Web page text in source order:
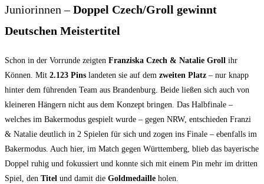
Juniorinnen –Doppel Czech/Groll gewinnt
Deutschen Meistertitel
Schon in der Vorrunde zeigten Franziska Czech & Natalie Groll ihr
Können. Mit 2.123 Pins landeten sie auf dem zweiten Platz – nur knapp
hinter dem führenden Team aus Brandenburg. Beide ließen sich auch von
kleineren Hängern nicht aus dem Konzept bringen. Das Halbfinale –
welches im Bakermodus gespielt wurde – gegen NRW, entschieden Franzi
& Natalie deutlich in 2 Spielen für sich und zogen ins Finale – ebenfalls im
Bakermodus. Auch hier, im Match gegen Württemberg, blieb das bayerische
Doppel ruhig und fokussiert und konnte sich mit einem Pin mehr im dritten
Spiel, den Titel und damit die Goldmedaille holen.